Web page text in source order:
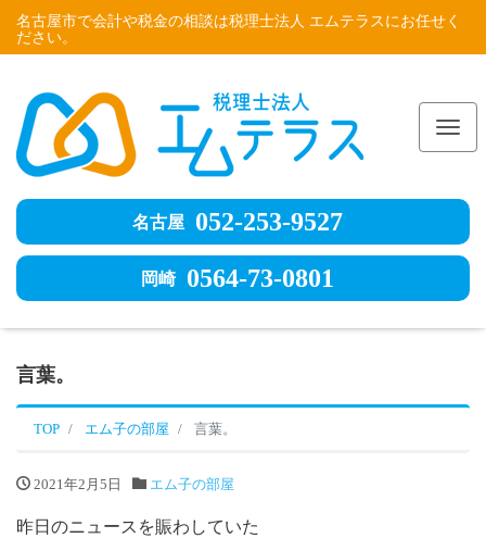
名古屋市で会計や税金の相談は税理士法人 エムテラスにお任せく
ださい。
名古屋 052-253-9527
岡崎 0564-73-0801
言葉。
TOP エム子の部屋 言葉。
2021年2月5日 エム子の部屋
昨日のニュースを賑わしていた